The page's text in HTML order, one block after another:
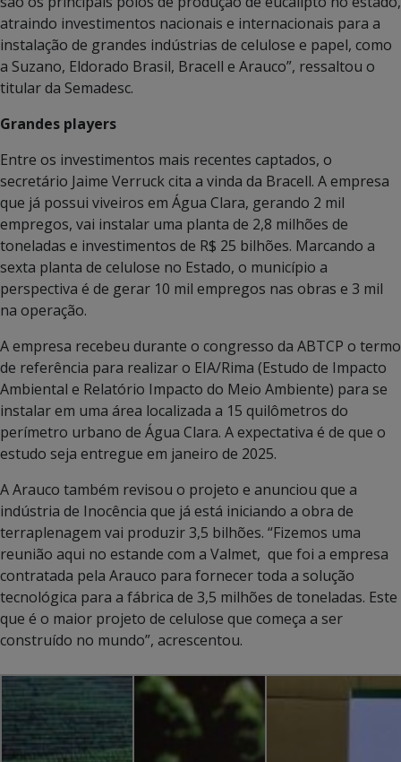
atraindo investimentos nacionais e internacionais para a
instalação de grandes indústrias de celulose e papel, como
a Suzano, Eldorado Brasil, Bracell e Arauco”, ressaltou o
titular da Semadesc.
Grandes players
Entre os investimentos mais recentes captados, o
secretário Jaime Verruck cita a vinda da Bracell. A empresa
que já possui viveiros em Água Clara, gerando 2 mil
empregos, vai instalar uma planta de 2,8 milhões de
toneladas e investimentos de R$ 25 bilhões. Marcando a
sexta planta de celulose no Estado, o município a
perspectiva é de gerar 10 mil empregos nas obras e 3 mil
na operação.
A empresa recebeu durante o congresso da ABTCP o termo
de referência para realizar o EIA/Rima (Estudo de Impacto
Ambiental e Relatório Impacto do Meio Ambiente) para se
instalar em uma área localizada a 15 quilômetros do
perímetro urbano de Água Clara. A expectativa é de que o
estudo seja entregue em janeiro de 2025.
A Arauco também revisou o projeto e anunciou que a
indústria de Inocência que já está iniciando a obra de
terraplenagem vai produzir 3,5 bilhões. “Fizemos uma
reunião aqui no estande com a Valmet, que foi a empresa
contratada pela Arauco para fornecer toda a solução
tecnológica para a fábrica de 3,5 milhões de toneladas. Este
que é o maior projeto de celulose que começa a ser
construído no mundo”, acrescentou.